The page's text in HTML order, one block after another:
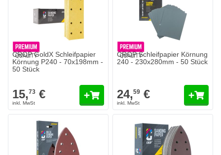
CROP GoldX Schleifpapier
Körnung P240 - 70x198mm -
50 Stück
15,73 €
CROP Schleifpapier Körnung
240 - 230x280mm - 50 Stück
24,59 €